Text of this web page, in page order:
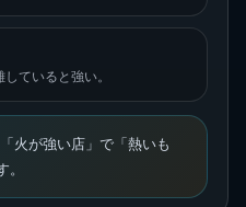
ていると強い。
火が強い店」で「熱いも